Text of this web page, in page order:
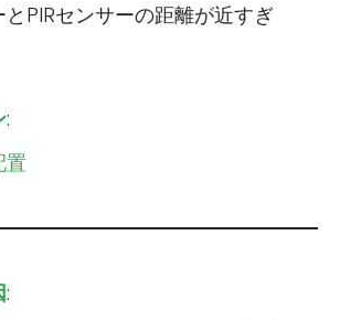
PIRセンサーの距離が近すぎ
:
置
: